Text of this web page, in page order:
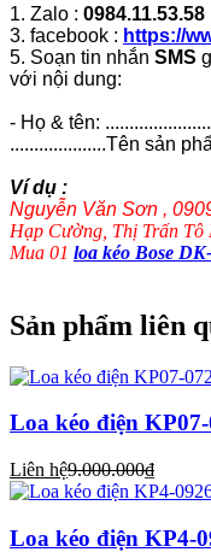
1. Zalo : 0984.11.53.58
3. facebook : https://
5. Soạn tin nhắn SMS
với nội dung:
- Họ & tên:
....................Tên sản
Ví dụ :
Nguyễn Văn Sơn ,
Hạp Cường, Thị Trấn Tô
Mua 01 loa kéo Bose
Sản phẩm liên
Loa kéo điện KP07-
Liên hệ9.000.000₫
Loa kéo điện KP4-